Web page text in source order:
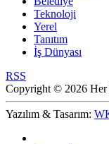
Teknoloji
Yerel
Tanıtım
İş Dünyası
RSS
Copyright © 2026 Her
Yazılım & Tasarım: